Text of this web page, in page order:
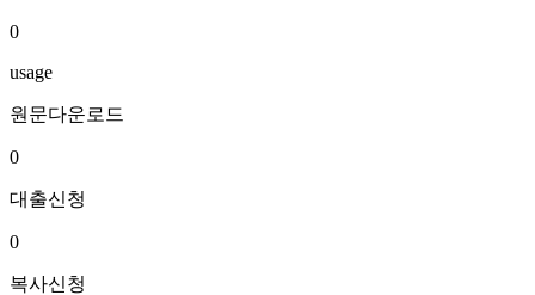
0
usage
원문다운로드
0
대출신청
0
복사신청